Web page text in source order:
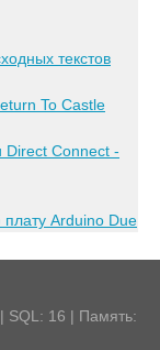
текстов
To Castle
Direct Connect -
Arduino Due
SQL: 16 | Память: